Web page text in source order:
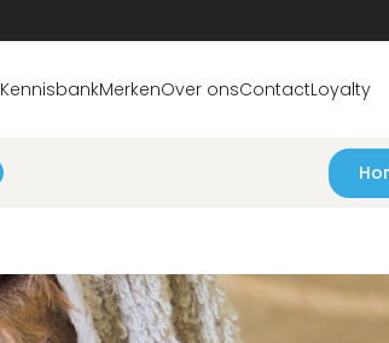
KennisbankMerkenOver onsContactLoyalty